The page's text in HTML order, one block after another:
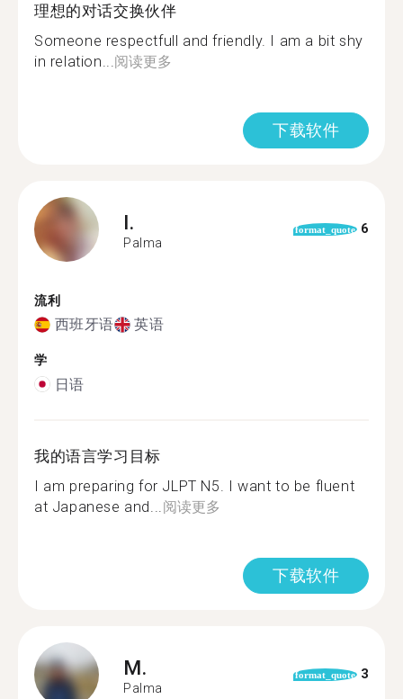
理想的对话交换伙伴
Someone respectfull and friendly. I am a bit shy
in relation... 阅读更多
下载软件
I.
Palma
format_quote 6
流利
西班牙语 英语
学
日语
我的语言学习目标
I am preparing for JLPT N5. I want to be fluent
at Japanese and... 阅读更多
下载软件
M.
Palma
format_quote 3